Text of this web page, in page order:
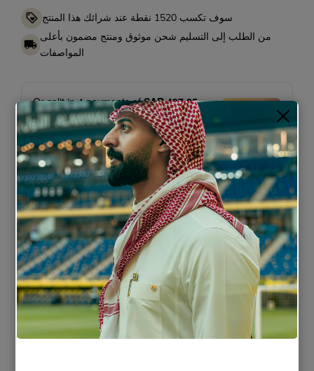
سوف تكسب 1520 نقطة عند شرائك هذا المنتج
من الطلب إلى التسليم شحن موثوق ومنتج مضمون بأعلى
المواصفات
Or split in4payments ofSAR 437.25-
No late fees, Sharia compliant!Learn
more
Notify Me